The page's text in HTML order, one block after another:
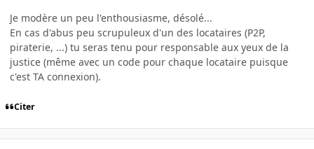
Je modère un peu l'enthousiasme, désolé...
En cas d'abus peu scrupuleux d'un des locataires (P2P,
piraterie, ...) tu seras tenu pour responsable aux yeux de la
justice (même avec un code pour chaque locataire puisque
c'est TA connexion).
Citer